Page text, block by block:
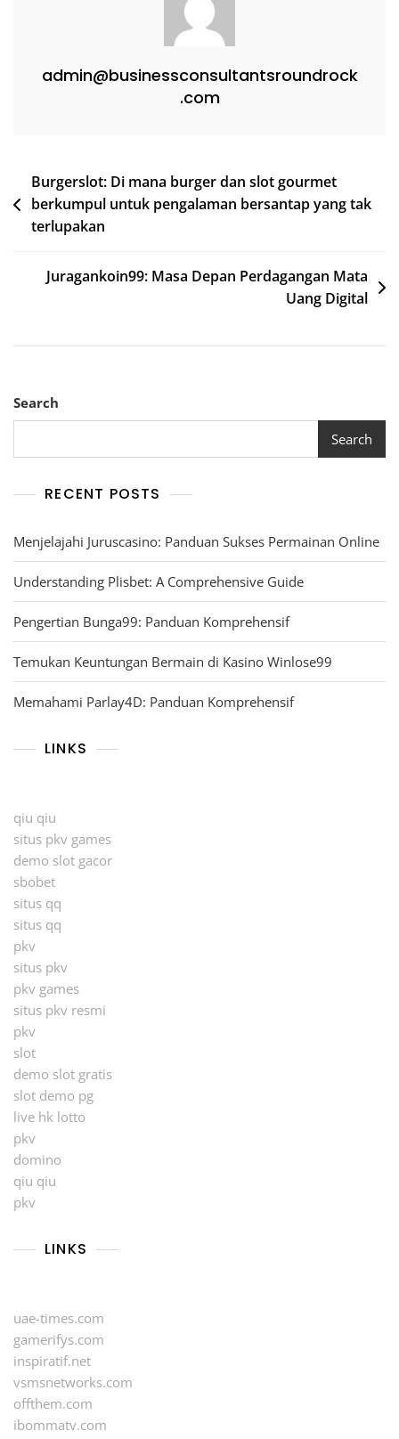
admin@businessconsultantsroundrock
.com
Post
navigation
Burgerslot: Di mana burger dan slot gourmet
berkumpul untuk pengalaman bersantap yang tak
terlupakan
Juragankoin99: Masa Depan Perdagangan Mata
Uang Digital
Search
Search
RECENT POSTS
Menjelajahi Juruscasino: Panduan Sukses Permainan Online
Understanding Plisbet: A Comprehensive Guide
Pengertian Bunga99: Panduan Komprehensif
Temukan Keuntungan Bermain di Kasino Winlose99
Memahami Parlay4D: Panduan Komprehensif
LINKS
qiu qiu
situs pkv games
demo slot gacor
sbobet
situs qq
situs qq
pkv
situs pkv
pkv games
situs pkv resmi
pkv
slot
demo slot gratis
slot demo pg
live hk lotto
pkv
domino
qiu qiu
pkv
LINKS
uae-times.com
gamerifys.com
inspiratif.net
vsmsnetworks.com
offthem.com
ibommatv.com